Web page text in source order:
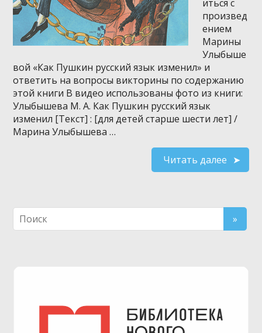
иться с
произвед
ением
Марины
Улыбыше
вой «Как Пушкин русский язык изменил» и
ответить на вопросы викторины по содержанию
этой книги В видео использованы фото из книги:
Улыбышева М. А. Как Пушкин русский язык
изменил [Текст] : [для детей старше шести лет] /
Марина Улыбышева …
Читать далее